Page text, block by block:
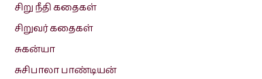
சிறு நீதி கதைகள்
சிறுவர் கதைகள்
சுகன்யா
சுசிபாலா பாண்டியன்